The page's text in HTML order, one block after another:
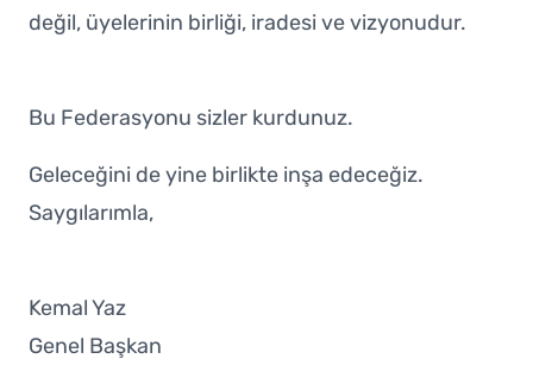
değil, üyelerinin birliği, iradesi ve vizyonudur.
Bu Federasyonu sizler kurdunuz.
Geleceğini de yine birlikte inşa edeceğiz.
Saygılarımla,
Kemal Yaz
Genel Başkan